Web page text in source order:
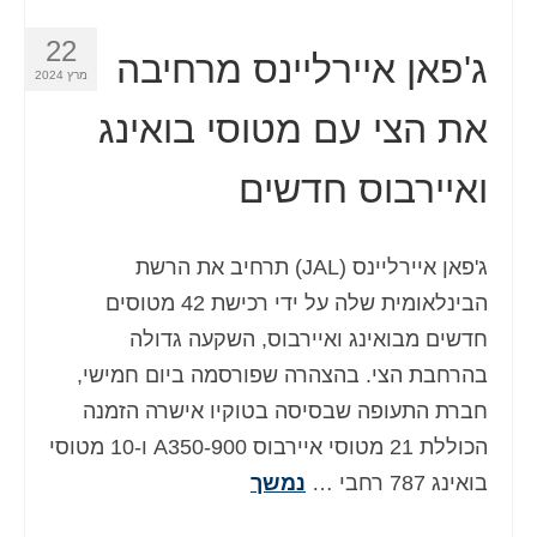
22
מרץ 2024
ג'פאן איירליינס מרחיבה
את הצי עם מטוסי בואינג
ואיירבוס חדשים
ג'פאן איירליינס (JAL) תרחיב את הרשת
הבינלאומית שלה על ידי רכישת 42 מטוסים
חדשים מבואינג ואיירבוס, השקעה גדולה
בהרחבת הצי. בהצהרה שפורסמה ביום חמישי,
חברת התעופה שבסיסה בטוקיו אישרה הזמנה
הכוללת 21 מטוסי איירבוס A350-900 ו-10 מטוסי
בואינג 787 רחבי …
נמשך